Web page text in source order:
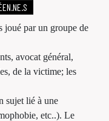
joué par un groupe de
avocat général,
de la victime; les
sujet lié à une
etc..). Le